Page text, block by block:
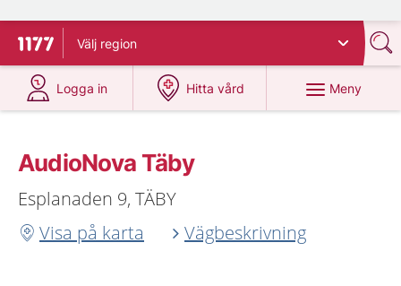
Till startsidan för 1177
Välj region
Logga in
på 1177.se
Hitta vård
på 1177.se
Meny
AudioNova Täby
Esplanaden 9, TÄBY
Visa på karta
Vägbeskrivning